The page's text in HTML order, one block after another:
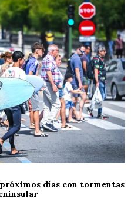
días con tormentas